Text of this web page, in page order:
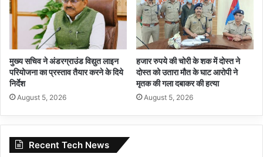
मुख्य सचिव ने अंडरग्राउंड विद्युत लाइन
परियोजना का प्रस्ताव तैयार करने के दिये
निर्देश
August 5, 2026
हजार रुपये की चोरी के शक में दोस्त ने
दोस्त को उतारा मौत के घाट आरोपी ने
मृतक की गला दबाकर की हत्या
August 5, 2026
Recent Tech News